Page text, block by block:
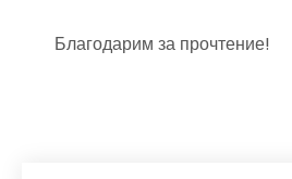
Благодарим за прочтение!